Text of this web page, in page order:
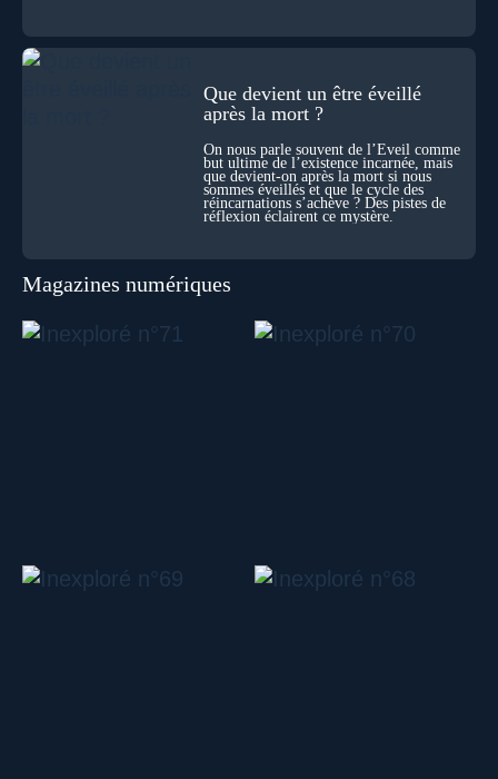
Que devient un être éveillé
après la mort ?
On nous parle souvent de l’Éveil comme
but ultime de l’existence incarnée, mais
que devient-on après la mort si nous
sommes éveillés et que le cycle des
réincarnations s’achève ? Des pistes de
réflexion éclairent ce mystère.
Magazines numériques